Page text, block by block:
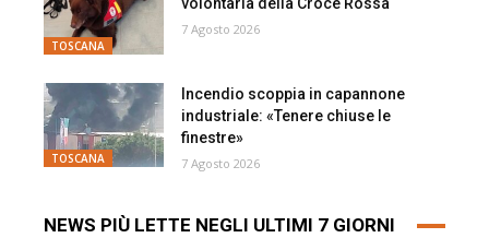
TOSCANA
7 Agosto 2026
TOSCANA
Incendio scoppia in capannone
industriale: «Tenere chiuse le
finestre»
7 Agosto 2026
NEWS PIÙ LETTE NEGLI ULTIMI 7 GIORNI